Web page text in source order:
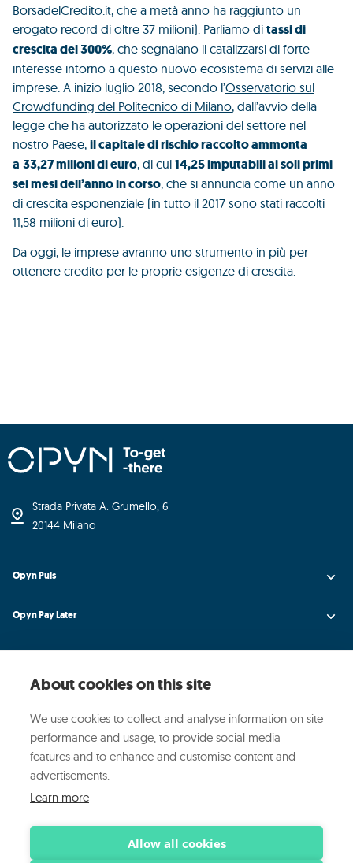
BorsadelCredito.it, che a metà anno ha raggiunto un
erogato record di oltre 37 milioni). Parliamo di tassi di
crescita del 300%, che segnalano il catalizzarsi di forte
interesse intorno a questo nuovo ecosistema di servizi alle
imprese. A inizio luglio 2018, secondo l’Osservatorio sul
Crowdfunding del Politecnico di Milano, dall’avvio della
legge che ha autorizzato le operazioni del settore nel
nostro Paese, il capitale di rischio raccolto ammonta
a 33,27 milioni di euro, di cui 14,25 imputabili ai soli primi
sei mesi dell’anno in corso, che si annuncia come un anno
di crescita esponenziale (in tutto il 2017 sono stati raccolti
11,58 milioni di euro).
Da oggi, le imprese avranno uno strumento in più per
ottenere credito per le proprie esigenze di crescita.
Strada Privata A. Grumello, 6
20144 Milano
Opyn Puls
Opyn Pay Later
Opyn Universe
Opyn Credit AI
Opyn
Media ed Eventi
About cookies on this site
We use cookies to collect and analyse information on site
performance and usage, to provide social media
features and to enhance and customise content and
advertisements.
Learn more
Allow all cookies